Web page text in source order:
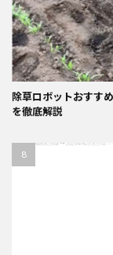
除草ロボットおすす
を徹底解説